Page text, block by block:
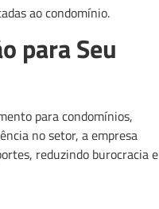
ao condomínio.
para Seu
para condomínios,
no setor, a empresa
reduzindo burocracia e